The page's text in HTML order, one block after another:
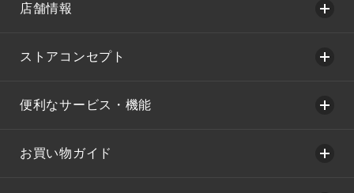
店舗情報
ストアコンセプト
便利なサービス・機能
お買い物ガイド